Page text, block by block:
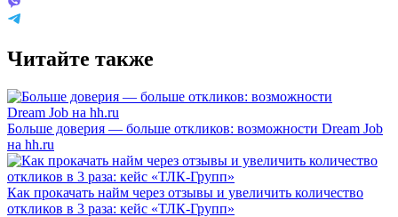
Читайте также
Больше доверия — больше откликов: возможности Dream Job
на hh.ru
Как прокачать найм через отзывы и увеличить количество
откликов в 3 раза: кейс «ТЛК-Групп»